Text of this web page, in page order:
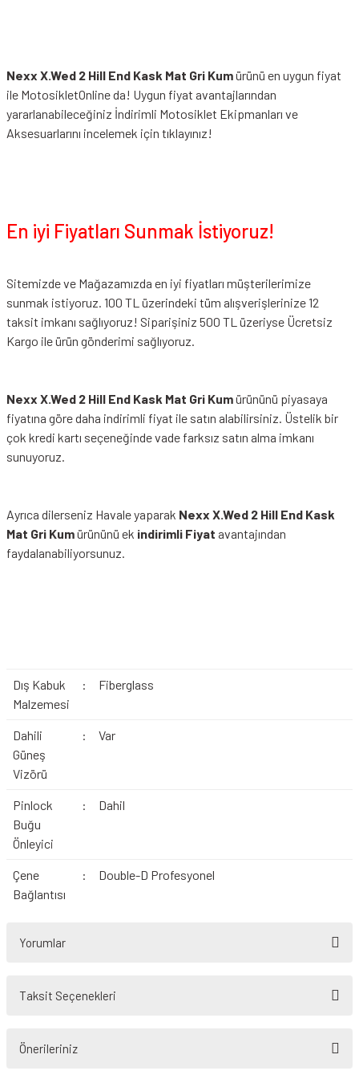
Nexx X.Wed 2 Hill End Kask Mat Gri Kumürünü en uygun fiyat
ile MotosikletOnline da! Uygun fiyat avantajlarından
yararlanabileceğiniz İndirimli Motosiklet Ekipmanları ve
Aksesuarlarını incelemek için tıklayınız!
En iyi Fiyatları Sunmak İstiyoruz!
Sitemizde ve Mağazamızda en iyi fiyatları müşterilerimize
sunmak istiyoruz. 100 TL üzerindeki tüm alışverişlerinize 12
taksit imkanı sağlıyoruz! Siparişiniz 500 TL üzeriyse Ücretsiz
Kargo ile ürün gönderimi sağlıyoruz.
Nexx X.Wed 2 Hill End Kask Mat Gri Kumürününü piyasaya
fiyatına göre daha indirimli fiyat ile satın alabilirsiniz. Üstelik bir
çok kredi kartı seçeneğinde vade farksız satın alma imkanı
sunuyoruz.
Ayrıca dilerseniz Havale yaparak Nexx X.Wed 2 Hill End Kask
Mat Gri Kumürününü ek indirimli Fiyat avantajından
faydalanabiliyorsunuz.
Dış Kabuk
Malzemesi
: Fiberglass
Dahili
Güneş
Vizörü
: Var
Pinlock
Buğu
Önleyici
: Dahil
Çene
Bağlantısı
: Double-D Profesyonel
Yorumlar
Taksit Seçenekleri
Önerileriniz